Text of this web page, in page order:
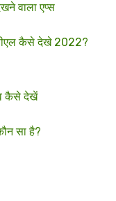
वाला एप्स
कैसे देखे 2022?
कैसे देखें
सा है?